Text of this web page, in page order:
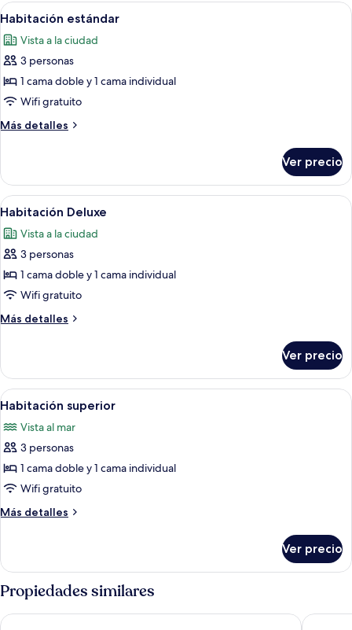
Abrir
todas
las
fotos
de
Habitación
estándar
Una habitación de hotel con cama,
9
Habitación estándar
Vista a la ciudad
3 personas
1 cama doble y 1 cama individual
Wifi gratuito
Más detalles
Más
estándar
Ver precio
Abrir
todas
las
fotos
de
Habitación
Deluxe
Habitación de hotel con una cama
7
Habitación Deluxe
Vista a la ciudad
3 personas
1 cama doble y 1 cama individual
Wifi gratuito
Más detalles
Más
Deluxe
Ver precio
Abrir
todas
las
fotos
de
Habitación
superior
Habitación de hotel con cama,
5
Habitación superior
Vista al mar
3 personas
1 cama doble y 1 cama individual
Wifi gratuito
Más detalles
Más
superior
Ver precio
Propiedades similares
Kaani Village & Spa Kaani